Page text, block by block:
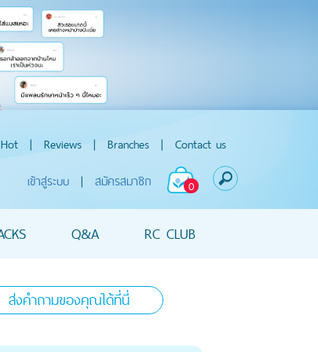
| Reviews | Branches | Contact us
0
เข้าสู่ระบบ | สมัครสมาชิก
Q&A RC CLUB
ส่งคำถามของคุณได้ที่นี่